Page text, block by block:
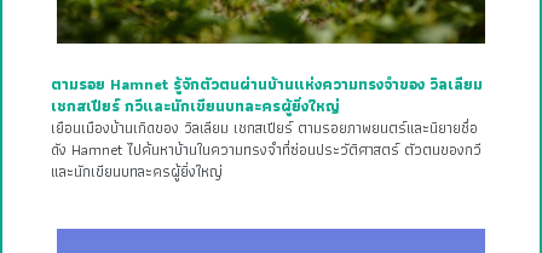
ตามรอย Hamnet รู้จักตัวตนผ่านบ้านแห่งความทรงจำของ วิลเลียม
เชกสเปียร์ กวีและนักเขียนบทละครผู้ยิ่งใหญ่
เยือนเมืองบ้านเกิดของ วิลเลียม เชกสเปียร์ ตามรอยภาพยนตร์และนิยายชื่อ
ดัง Hamnet ไปค้นหาบ้านในความทรงจำที่ซ่อนประวัติศาสตร์ ตัวตนของกวี
และนักเขียนบทละครผู้ยิ่งใหญ่